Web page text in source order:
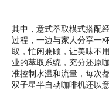
其中，意式萃取模式搭配
过程，一边与家人分享一
取，忙闲兼顾，让美味不
业的萃取系统，充分还原
准控制水温和流量，每次
双子星半自动咖啡机还以